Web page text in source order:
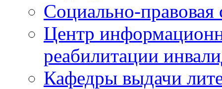
Социально-правовая
Центр
реабилитации
Кафедры выдачи